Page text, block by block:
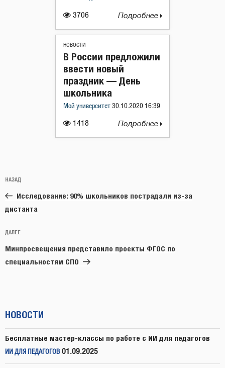
3706 Подробнее
НОВОСТИ
1418
В России предложили
ввести новый
праздник — День
школьника
Мой университет 30.10.2020 16:39
Подробнее
по
записям
Предыдущая
запись:
НАЗАД
Исследование: 90% школьников пострадали из-за
дистанта
Следующая
запись
ДАЛЕЕ
Минпросвещения представило проекты ФГОС по
специальностям СПО
НОВОСТИ
Бесплатные мастер-классы по работе с ИИ для педагогов
ИИ ДЛЯ ПЕДАГОГОВ 01.09.2025